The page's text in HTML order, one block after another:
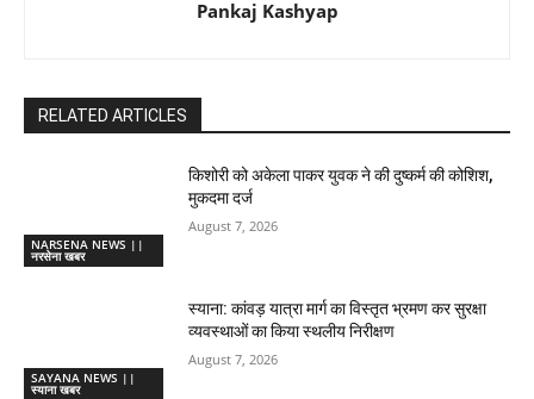
Pankaj Kashyap
RELATED ARTICLES
NARSENA NEWS ||
नरसेना खबर
किशोरी को अकेला पाकर युवक ने की दुष्कर्म की कोशिश,
मुकदमा दर्ज
August 7, 2026
SAYANA NEWS ||
स्याना खबर
स्याना: कांवड़ यात्रा मार्ग का विस्तृत भ्रमण कर सुरक्षा
व्यवस्थाओं का किया स्थलीय निरीक्षण
August 7, 2026